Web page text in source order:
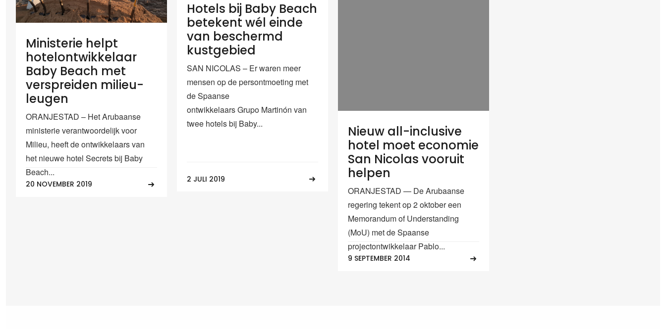
Ministerie helpt
hotelontwikkelaar
Baby Beach met
verspreiden milieu-
leugen
ORANJESTAD – Het Arubaanse
ministerie verantwoordelijk voor
Milieu, heeft de ontwikkelaars van
het nieuwe hotel Secrets bij Baby
Beach...
20 NOVEMBER 2019
Hotels bij Baby Beach
betekent wél einde
van beschermd
kustgebied
SAN NICOLAS – Er waren meer
mensen op de persontmoeting met
de Spaanse
ontwikkelaars Grupo Martinón van
twee hotels bij Baby...
2 JULI 2019
Nieuw all-inclusive
hotel moet economie
San Nicolas vooruit
helpen
ORANJESTAD — De Arubaanse
regering tekent op 2 oktober een
Memorandum of Understanding
(MoU) met de Spaanse
projectontwikkelaar Pablo...
9 SEPTEMBER 2014